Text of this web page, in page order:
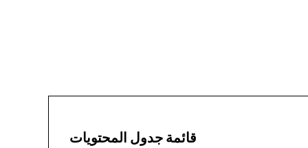
قائمة جدول المحتويات